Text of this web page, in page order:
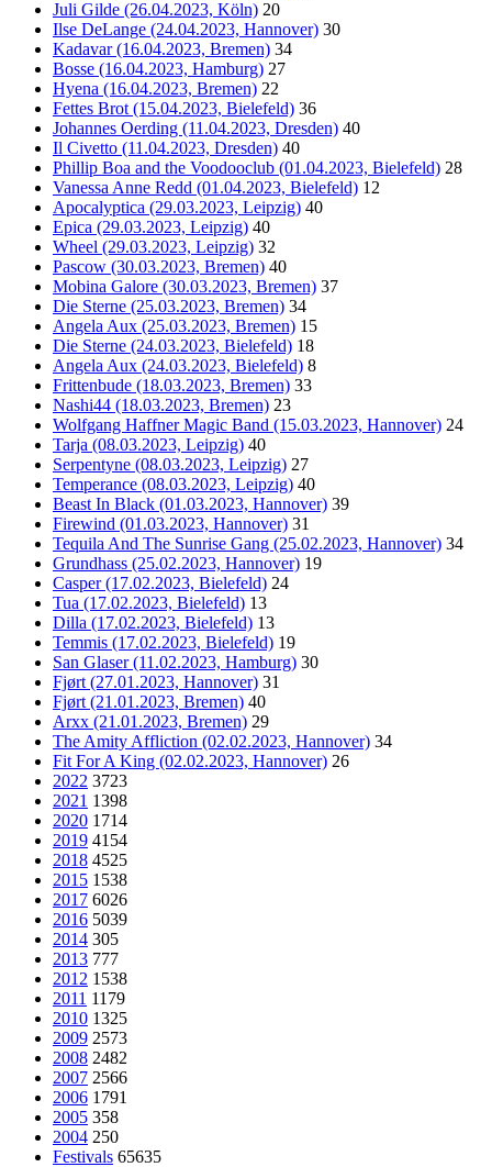
Juli Gilde (26.04.2023, Köln) 20
Ilse DeLange (24.04.2023, Hannover) 30
Kadavar (16.04.2023, Bremen) 34
Bosse (16.04.2023, Hamburg) 27
Hyena (16.04.2023, Bremen) 22
Fettes Brot (15.04.2023, Bielefeld) 36
Johannes Oerding (11.04.2023, Dresden) 40
Il Civetto (11.04.2023, Dresden) 40
Phillip Boa and the Voodooclub (01.04.2023, Bielefeld) 28
Vanessa Anne Redd (01.04.2023, Bielefeld) 12
Apocalyptica (29.03.2023, Leipzig) 40
Epica (29.03.2023, Leipzig) 40
Wheel (29.03.2023, Leipzig) 32
Pascow (30.03.2023, Bremen) 40
Mobina Galore (30.03.2023, Bremen) 37
Die Sterne (25.03.2023, Bremen) 34
Angela Aux (25.03.2023, Bremen) 15
Die Sterne (24.03.2023, Bielefeld) 18
Angela Aux (24.03.2023, Bielefeld) 8
Frittenbude (18.03.2023, Bremen) 33
Nashi44 (18.03.2023, Bremen) 23
Wolfgang Haffner Magic Band (15.03.2023, Hannover) 24
Tarja (08.03.2023, Leipzig) 40
Serpentyne (08.03.2023, Leipzig) 27
Temperance (08.03.2023, Leipzig) 40
Beast In Black (01.03.2023, Hannover) 39
Firewind (01.03.2023, Hannover) 31
Tequila And The Sunrise Gang (25.02.2023, Hannover) 34
Grundhass (25.02.2023, Hannover) 19
Casper (17.02.2023, Bielefeld) 24
Tua (17.02.2023, Bielefeld) 13
Dilla (17.02.2023, Bielefeld) 13
Temmis (17.02.2023, Bielefeld) 19
San Glaser (11.02.2023, Hamburg) 30
Fjørt (27.01.2023, Hannover) 31
Fjørt (21.01.2023, Bremen) 40
Arxx (21.01.2023, Bremen) 29
The Amity Affliction (02.02.2023, Hannover) 34
Fit For A King (02.02.2023, Hannover) 26
2022 3723
2021 1398
2020 1714
2019 4154
2018 4525
2015 1538
2017 6026
2016 5039
2014 305
2013 777
2012 1538
2011 1179
2010 1325
2009 2573
2008 2482
2007 2566
2006 1791
2005 358
2004 250
Festivals 65635